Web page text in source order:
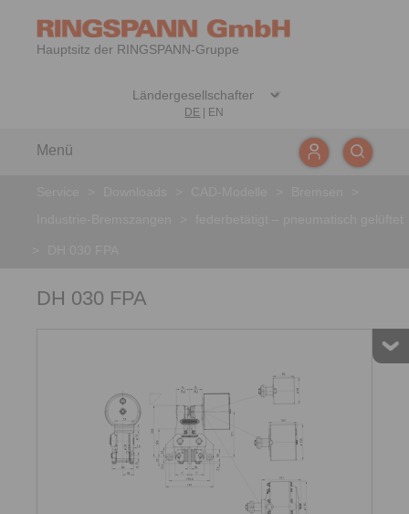
Hauptsitz der RINGSPANN-Gruppe
DE EN
Menü
DH 030 FPA